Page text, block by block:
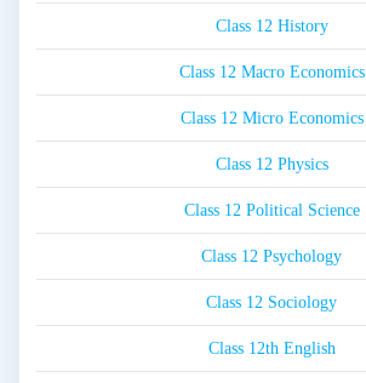
Class 12 History
Class 12 Macro Economics
Class 12 Micro Economics
Class 12 Physics
Class 12 Political Science
Class 12 Psychology
Class 12 Sociology
Class 12th English